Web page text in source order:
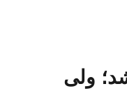
ولی